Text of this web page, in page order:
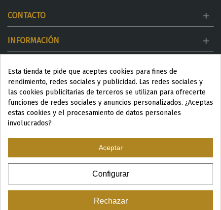
CONTACTO
INFORMACIÓN
DESTACADOS
ESP|ENG
© 2024 Productos Wellness para Spa y Centros de estética
Esta tienda te pide que aceptes cookies para fines de
rendimiento, redes sociales y publicidad. Las redes sociales y
las cookies publicitarias de terceros se utilizan para ofrecerte
funciones de redes sociales y anuncios personalizados. ¿Aceptas
estas cookies y el procesamiento de datos personales
involucrados?
Aceptar
Configurar
Rechazar